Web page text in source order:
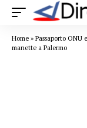
Home » Passaporto
manette a Palermo